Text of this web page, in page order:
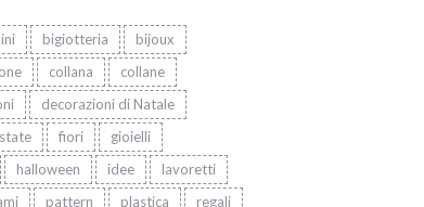
bigiotteria
bijoux
collana
collane
decorazioni di Natale
fiori
gioielli
halloween idee
lavoretti
pattern plastica
regali